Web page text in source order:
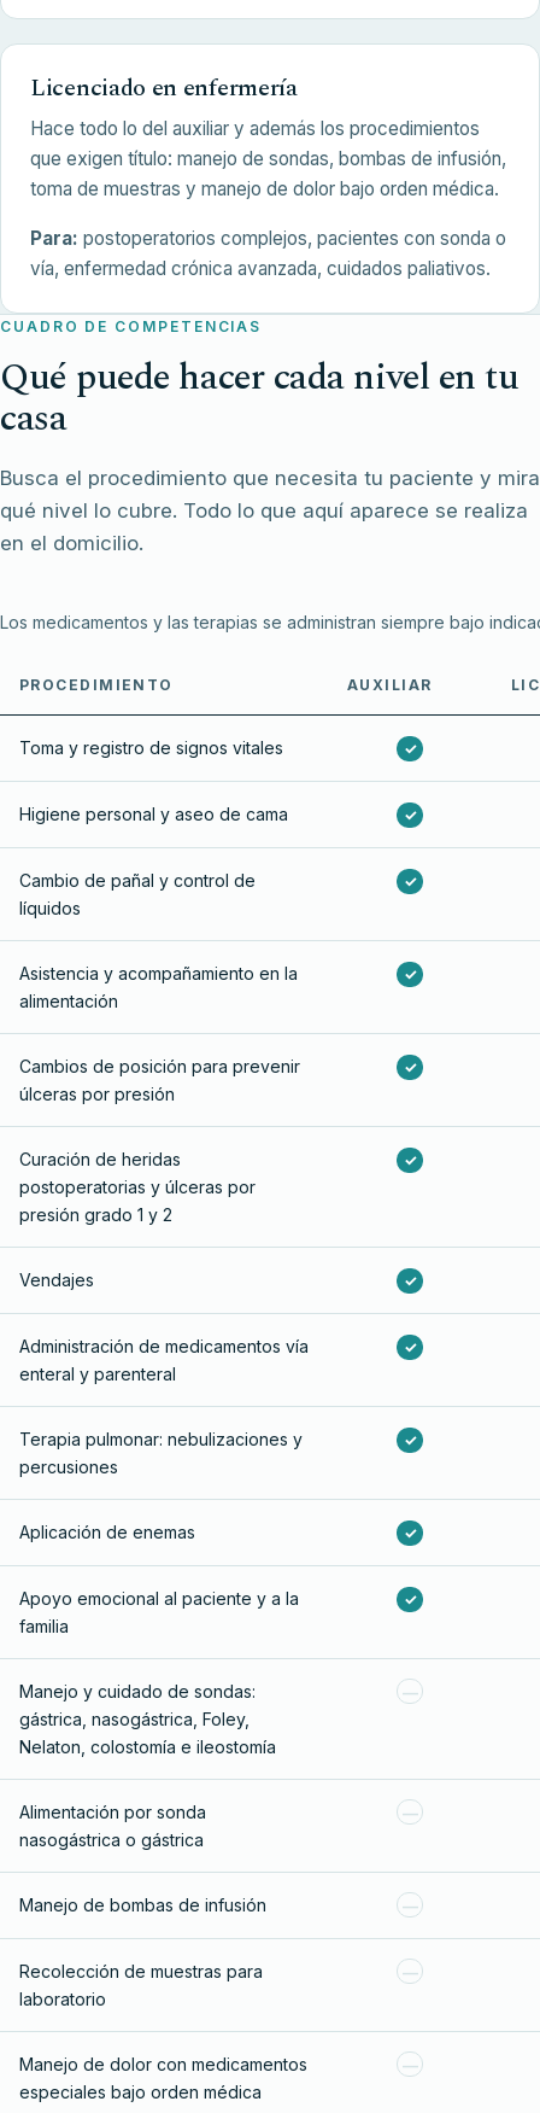
Licenciado en enfermería
Hace todo lo del auxiliar y además los procedimientos
que exigen título: manejo de sondas, bombas de infusión,
toma de muestras y manejo de dolor bajo orden médica.
Para: postoperatorios complejos, pacientes con sonda o
vía, enfermedad crónica avanzada, cuidados paliativos.
CUADRO DE COMPETENCIAS
Qué puede hacer cada nivel en tu
casa
Busca el procedimiento que necesita tu paciente y mira
qué nivel lo cubre. Todo lo que aquí aparece se realiza
en el domicilio.
Los medicamentos y las terapias se administran siempre bajo
PROCEDIMIENTO AUXILIAR
Toma y registro de signos vitales ✓
Higiene personal y aseo de cama ✓
Cambio de pañal y control de
líquidos
✓
Asistencia y acompañamiento en la
alimentación
✓
Cambios de posición para prevenir
úlceras por presión
✓
Curación de heridas
postoperatorias y úlceras por
presión grado 1 y 2
✓
Vendajes ✓
Administración de medicamentos vía
enteral y parenteral
✓
Terapia pulmonar: nebulizaciones y
percusiones
✓
Aplicación de enemas ✓
Apoyo emocional al paciente y a la
familia
✓
Manejo y cuidado de sondas:
gástrica, nasogástrica, Foley,
Nelaton, colostomía e ileostomía
—
Alimentación por sonda
nasogástrica o gástrica
—
Manejo de bombas de infusión —
Recolección de muestras para
laboratorio
—
Manejo de dolor con medicamentos
especiales bajo orden médica
—